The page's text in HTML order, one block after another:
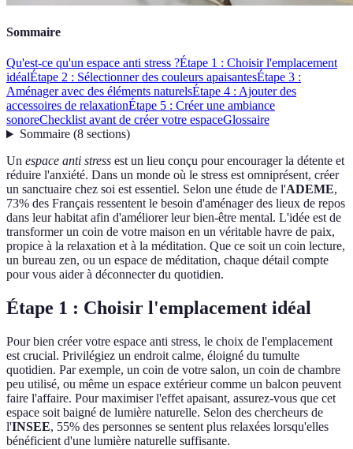
Sommaire
Qu'est-ce qu'un espace anti stress ?Étape 1 : Choisir l'emplacement
idéalÉtape 2 : Sélectionner des couleurs apaisantesÉtape 3 :
Aménager avec des éléments naturelsÉtape 4 : Ajouter des
accessoires de relaxationÉtape 5 : Créer une ambiance
sonoreChecklist avant de créer votre espaceGlossaire
Sommaire(8 sections)
Un espace anti stress est un lieu conçu pour encourager la détente et
réduire l'anxiété. Dans un monde où le stress est omniprésent, créer
un sanctuaire chez soi est essentiel. Selon une étude de l'ADEME,
73% des Français ressentent le besoin d'aménager des lieux de repos
dans leur habitat afin d'améliorer leur bien-être mental. L'idée est de
transformer un coin de votre maison en un véritable havre de paix,
propice à la relaxation et à la méditation. Que ce soit un coin lecture,
un bureau zen, ou un espace de méditation, chaque détail compte
pour vous aider à déconnecter du quotidien.
Étape 1 : Choisir l'emplacement idéal
Pour bien créer votre espace anti stress, le choix de l'emplacement
est crucial. Privilégiez un endroit calme, éloigné du tumulte
quotidien. Par exemple, un coin de votre salon, un coin de chambre
peu utilisé, ou même un espace extérieur comme un balcon peuvent
faire l'affaire. Pour maximiser l'effet apaisant, assurez-vous que cet
espace soit baigné de lumière naturelle. Selon des chercheurs de
l'INSEE, 55% des personnes se sentent plus relaxées lorsqu'elles
bénéficient d'une lumière naturelle suffisante.